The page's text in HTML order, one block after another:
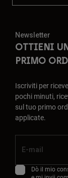
Newsletter
OTTIENI
PRIMO
Iscriviti per
pochi minuti,
sul tuo primo
applicate.
Dò il mio